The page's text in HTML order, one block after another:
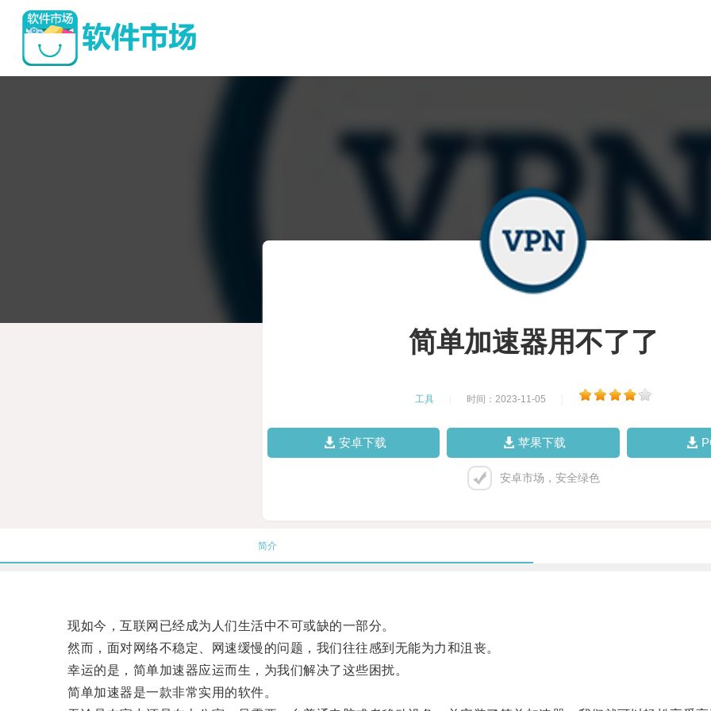
简单加速器用不了了
工具 时间：2023-11-05
安卓下载 苹果下载
安卓市场，安全绿色
简介
现如今，互联网已经成为人们生活中不可或缺的一部分。
然而，面对网络不稳定、网速缓慢的问题，我们往往感到无能为力和沮丧。
幸运的是，简单加速器应运而生，为我们解决了这些困扰。
简单加速器是一款非常实用的软件。